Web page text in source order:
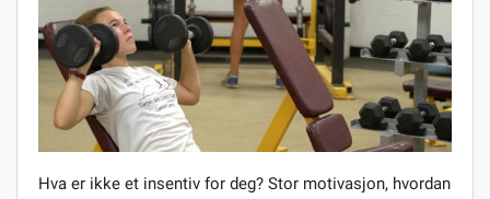
Hva er ikke et insentiv for deg? Stor motivasjon, hvordan